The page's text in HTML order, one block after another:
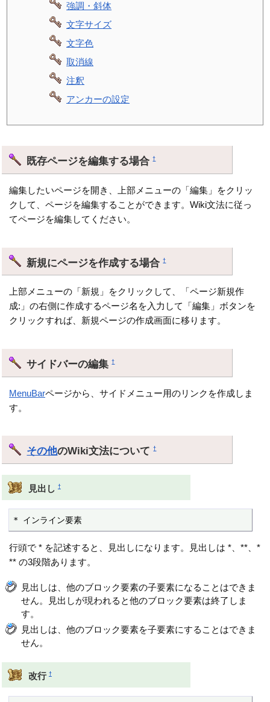
強調・斜体
文字サイズ
文字色
取消線
注釈
アンカーの設定
既存ページを編集する場合†
編集したいページを開き、上部メニューの「編集」をクリッ
クして、ページを編集することができます。Wiki文法に従っ
てページを編集してください。
新規にページを作成する場合†
上部メニューの「新規」をクリックして、「ページ新規作
成:」の右側に作成するページ名を入力して「編集」ボタンを
クリックすれば、新規ページの作成画面に移ります。
サイドバーの編集†
MenuBarページから、サイドメニュー用のリンクを作成しま
す。
その他のWiki文法について†
見出し †
* インライン要素
行頭で * を記述すると、見出しになります。見出しは *、**、*
** の3段階あります。
見出しは、他のブロック要素の子要素になることはできま
せん。見出しが現われると他のブロック要素は終了しま
す。
見出しは、他のブロック要素を子要素にすることはできま
せん。
改行 †